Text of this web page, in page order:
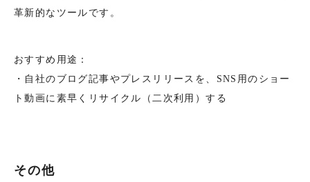
革新的なツールです。
おすすめ用途：
・自社のブログ記事やプレスリリースを、SNS用のショー
ト動画に素早くリサイクル（二次利用）する
その他